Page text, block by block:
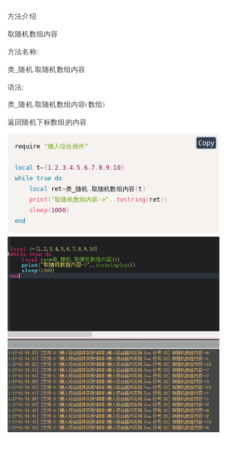
方法介绍
取随机数组内容
方法名称:
类_随机.取随机数组内容
语法:
类_随机.取随机数组内容(数组)
返回随机下标数组的内容
require "懒人综合插件"
local t={ 1 ,2 , 3,4 ,5 ,6 ,7 , 8,9 , 10}
while true do
local ret=类_随机 .取随机数组内容(t )
print ( "取随机数组内容->" .. tostring ( ret ) )
sleep( 1000)
end
Copy